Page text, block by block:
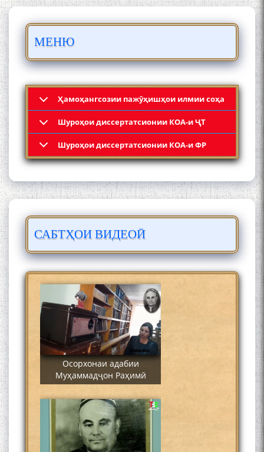
МЕНЮ
Ҳамоҳангсозии пажӯҳишҳои илмии соҳа
Шyроҳои диссертатсионии КОА-и ҶТ
Шyроҳои диссертатсионии КОА-и ФР
САБТҲОИ ВИДЕОӢ
БО 4 000 000 СОМОНӢ
МӮЪМИН ҚАНОАТ СОХТА
Кадамчо Худои Шарифзода
Сайре дар Осорхона
Муҳаммадҷон Раҳимӣ
Осорхонаи адабии
Муҳаммадҷон Раҳимӣ